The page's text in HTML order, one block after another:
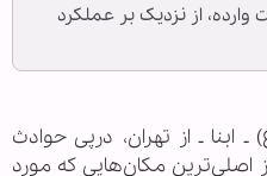
وارده، از نزدیک بر عملکرد
ابنا ـ از تهران، درپی حوادث
اصلی‌ترین مکان‌هایی که مورد